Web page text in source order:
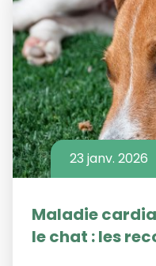
23 janv. 2026
Maladie
le chat : les